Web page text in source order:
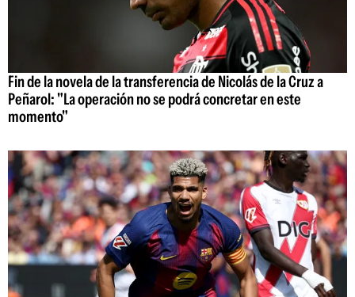
Fin de la novela de la transferencia de Nicolás de la Cruz a
Peñarol: "La operación no se podrá concretar en este
momento"